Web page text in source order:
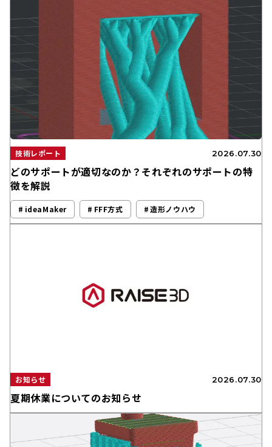
技術レポート 2026.07.30
どのサポートが適切なのか？それぞれのサポートの特
徴を解説
ideaMaker FFF方式 造形ノウハウ
お知らせ 2026.07.30
夏期休業についてのお知らせ